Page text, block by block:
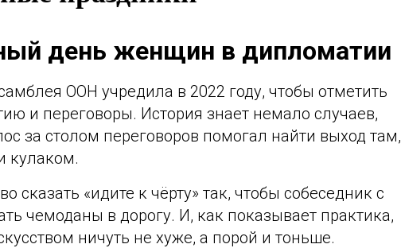
день женщин в дипломатии
ООН учредила в 2022 году, чтобы отметить
и переговоры. История знает немало случаев,
за столом переговоров помогал найти выход там,
кулаком.
сказать «идите к чёрту» так, чтобы собеседник с
чемоданы в дорогу. И, как показывает практика,
ничуть не хуже, а порой и тоньше.